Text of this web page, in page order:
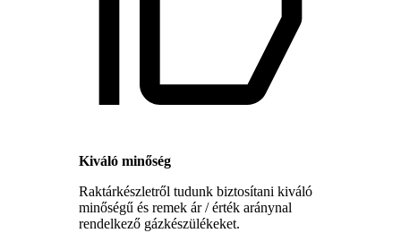
Kiváló minőség
Raktárkészletről tudunk biztosítani kiváló
minőségű és remek ár / érték aránynal
rendelkező gázkészülékeket.